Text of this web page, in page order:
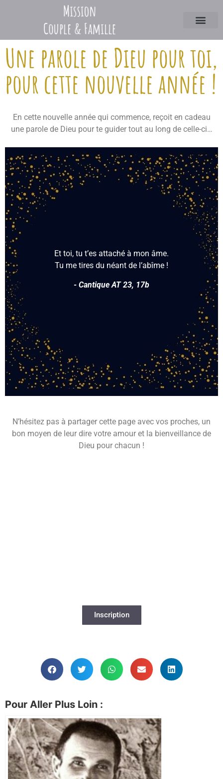
Une parole de Dieu pour toi,
pour cette nouvelle année !
En cette nouvelle année qui commence, reçoit en cadeau
une parole de Dieu pour te guider tout au long de celle-ci…
Et toi, tu t’es attaché à mon âme.
Tu me tires du néant de l’abîme !
- Cantique AT 23, 17b
N’hésitez pas à partager cette page avec vos proches, un
bon moyen de leur dire votre amour et la bienveillance de
Dieu pour chacun !
Inscription
Pour Aller Plus Loin :